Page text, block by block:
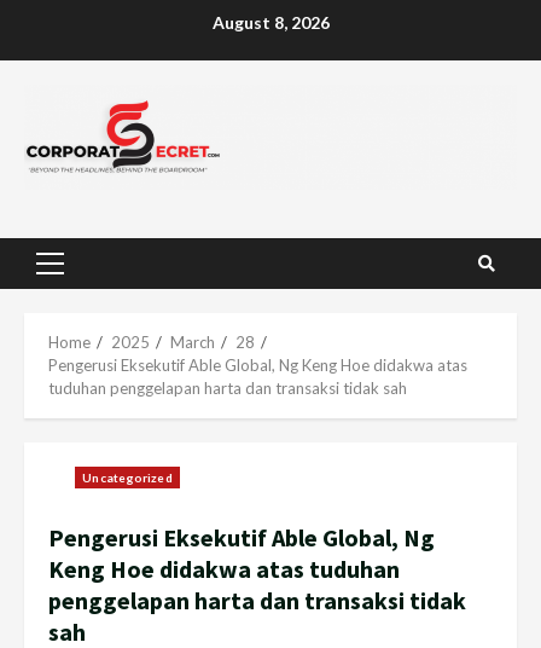
August 8, 2026
Primary
Home 2025 March
28
Pengerusi Eksekutif Able Global, Ng Keng Hoe didakwa atas
tuduhan penggelapan harta dan transaksi tidak sah
Uncategorized
Pengerusi Eksekutif Able Global, Ng
Keng Hoe didakwa atas tuduhan
penggelapan harta dan transaksi tidak
sah